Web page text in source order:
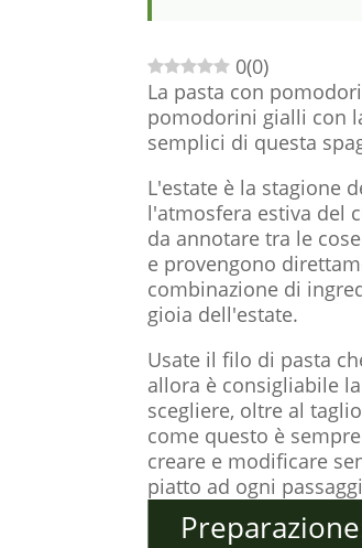
0(0)
La pasta con
pomodorini gialli con
semplici di questa
L'estate è la stagione
l'atmosfera estiva del
da annotare tra le
e provengono
combinazione di
gioia dell'estate.
Usate il filo di pasta
allora è consigliabile
scegliere, oltre al
come questo è
creare e modificare
piatto ad ogni